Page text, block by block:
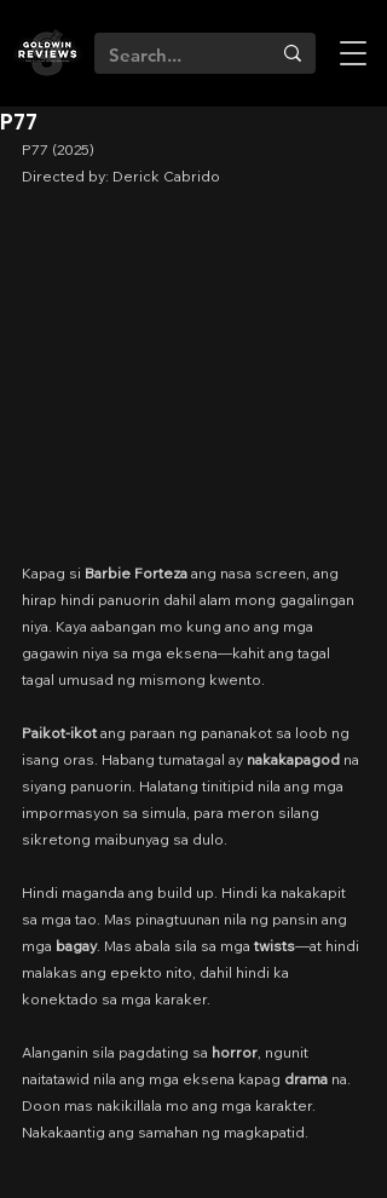
P77
P77 (2025)
Directed by: Derick Cabrido
Kapag si Barbie Forteza ang nasa screen, ang
hirap hindi panuorin dahil alam mong gagalingan
niya. Kaya aabangan mo kung ano ang mga
gagawin niya sa mga eksena—kahit ang tagal
tagal umusad ng mismong kwento.
Paikot-ikot ang paraan ng pananakot sa loob ng
isang oras. Habang tumatagal ay nakakapagod na
siyang panuorin. Halatang tinitipid nila ang mga
impormasyon sa simula, para meron silang
sikretong maibunyag sa dulo.
Hindi maganda ang build up. Hindi ka nakakapit
sa mga tao. Mas pinagtuunan nila ng pansin ang
mga bagay. Mas abala sila sa mga twists—at hindi
malakas ang epekto nito, dahil hindi ka
konektado sa mga karaker.
Alanganin sila pagdating sa horror, ngunit
naitatawid nila ang mga eksena kapag drama na.
Doon mas nakikillala mo ang mga karakter.
Nakakaantig ang samahan ng magkapatid.